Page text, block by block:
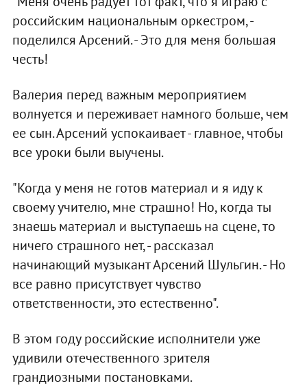
российским национальным оркестром, -
поделился Арсений. - Это для меня большая
честь!
Валерия перед важным мероприятием
волнуется и переживает намного больше, чем
ее сын. Арсений успокаивает - главное, чтобы
все уроки были выучены.
"Когда у меня не готов материал и я иду к
своему учителю, мне страшно! Но, когда ты
знаешь материал и выступаешь на сцене, то
ничего страшного нет, - рассказал
начинающий музыкант Арсений Шульгин. - Но
все равно присутствует чувство
ответственности, это естественно".
В этом году российские исполнители уже
удивили отечественного зрителя
грандиозными постановками.